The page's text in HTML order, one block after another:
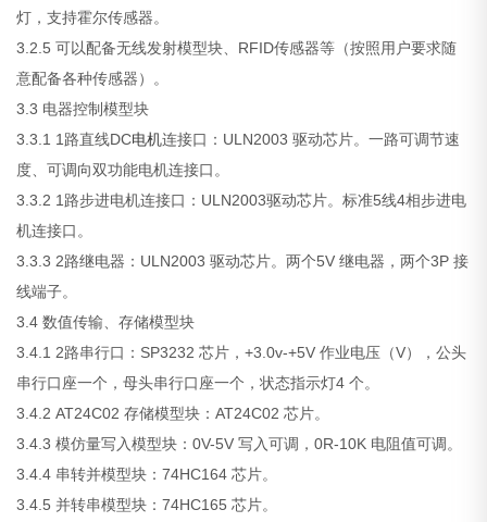
灯，支持霍尔传感器。
3.2.5 可以配备无线发射模型块、RFID传感器等（按照用户要求随
意配备各种传感器）。
3.3 电器控制模型块
3.3.1 1路直线DC电机连接口：ULN2003 驱动芯片。一路可调节速
度、可调向双功能电机连接口。
3.3.2 1路步进电机连接口：ULN2003驱动芯片。标准5线4相步进电
机连接口。
3.3.3 2路继电器：ULN2003 驱动芯片。两个5V 继电器，两个3P 接
线端子。
3.4 数值传输、存储模型块
3.4.1 2路串行口：SP3232 芯片，+3.0v-+5V 作业电压（V），公头
串行口座一个，母头串行口座一个，状态指示灯4 个。
3.4.2 AT24C02 存储模型块：AT24C02 芯片。
3.4.3 模仿量写入模型块：0V-5V 写入可调，0R-10K 电阻值可调。
3.4.4 串转并模型块：74HC164 芯片。
3.4.5 并转串模型块：74HC165 芯片。